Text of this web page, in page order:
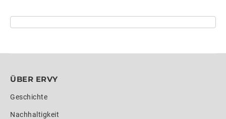
ÜBER ERVY
Geschichte
Nachhaltigkeit